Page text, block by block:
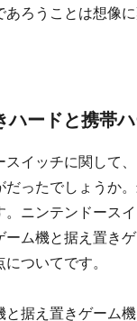
あろうことは想像
ハードと携帯
スイッチに関して
だったでしょうか
。ニンテンドース
ーム機と据え置き
ついてです。
と据え置きゲーム